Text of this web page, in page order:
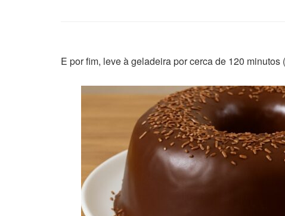
E por fim, leve à geladeira por cerca de 120